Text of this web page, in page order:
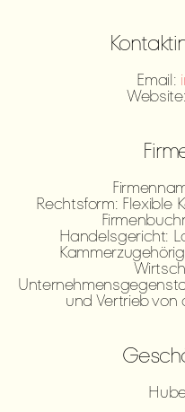
Email:
Website:
Rechtsform: Flexible
Handelsgericht:
und Vertrieb